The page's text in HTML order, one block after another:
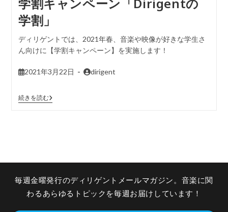
学割キャンペーン「Dirigentの
学割」
ディリゲントでは、2021年春、音楽や映像が好きな学生さ
ん向けに【学割キャンペーン】を実施します！
2021年3月22日 dirigent
続きを読む
毎週金曜発行のディリゲントメールマガジン。音楽に関
わるあらゆるトピックを毎週お届けしています！